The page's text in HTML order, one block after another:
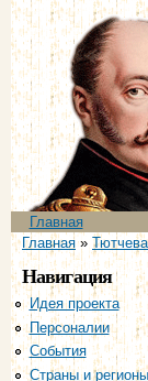
Главное
Главная
Вы здесь
Главная»
Навигация
Идея проекта
Персоналии
События
Страны и регионы